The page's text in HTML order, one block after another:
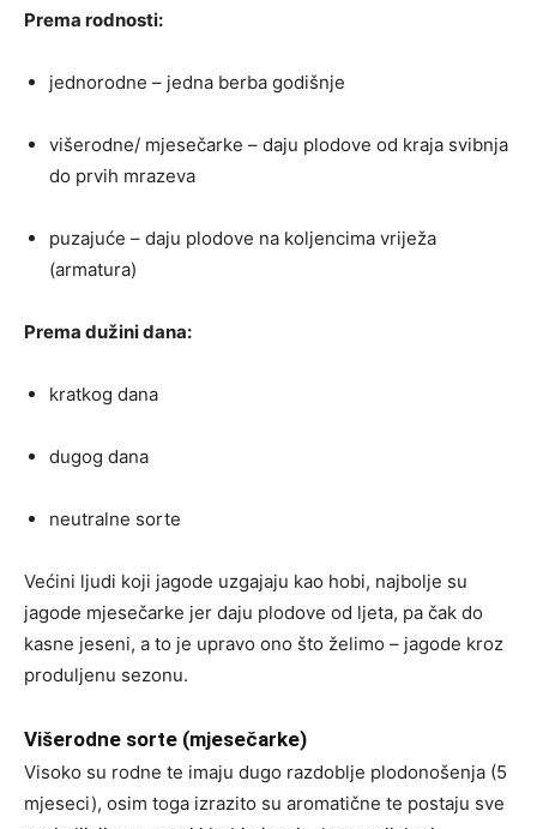
Prema rodnosti:
jednorodne – jedna berba godišnje
višerodne/ mjesečarke – daju plodove od kraja svibnja
do prvih mrazeva
puzajuće – daju plodove na koljencima vriježa
(armatura)
Prema dužini dana:
kratkog dana
dugog dana
neutralne sorte
Većini ljudi koji jagode uzgajaju kao hobi, najbolje su
jagode mjesečarke jer daju plodove od ljeta, pa čak do
kasne jeseni, a to je upravo ono što želimo – jagode kroz
produljenu sezonu.
Višerodne sorte (mjesečarke)
Visoko su rodne te imaju dugo razdoblje plodonošenja (5
mjeseci), osim toga izrazito su aromatične te postaju sve